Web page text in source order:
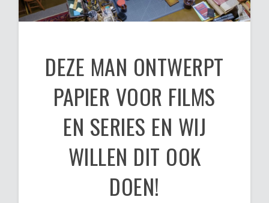
DEZE MAN ONTWERPT
PAPIER VOOR FILMS
EN SERIES EN WIJ
WILLEN DIT OOK
DOEN!